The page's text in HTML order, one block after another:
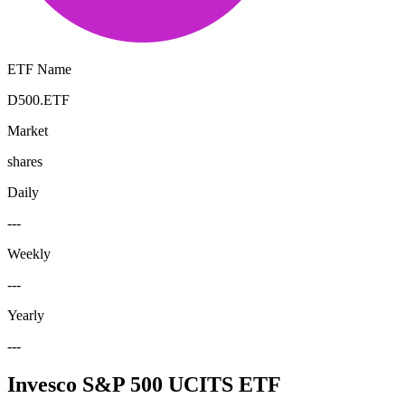
ETF Name
D500.ETF
Market
shares
Daily
---
Weekly
---
Yearly
---
Invesco S&P 500 UCITS ETF